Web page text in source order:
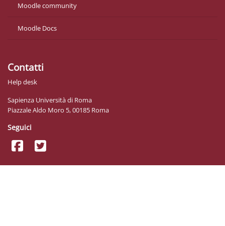
Moodle community
Moodle Docs
Contatti
Help desk
Sapienza Università di Roma
Piazzale Aldo Moro 5, 00185 Roma
Seguici